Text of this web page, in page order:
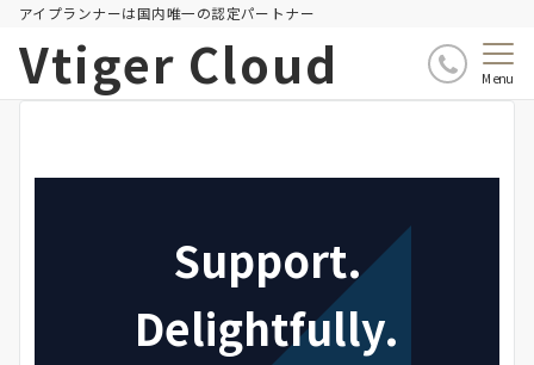
アイプランナーは国内唯一の認定パートナー
Vtiger Cloud Menu
Support.
Delightfully.